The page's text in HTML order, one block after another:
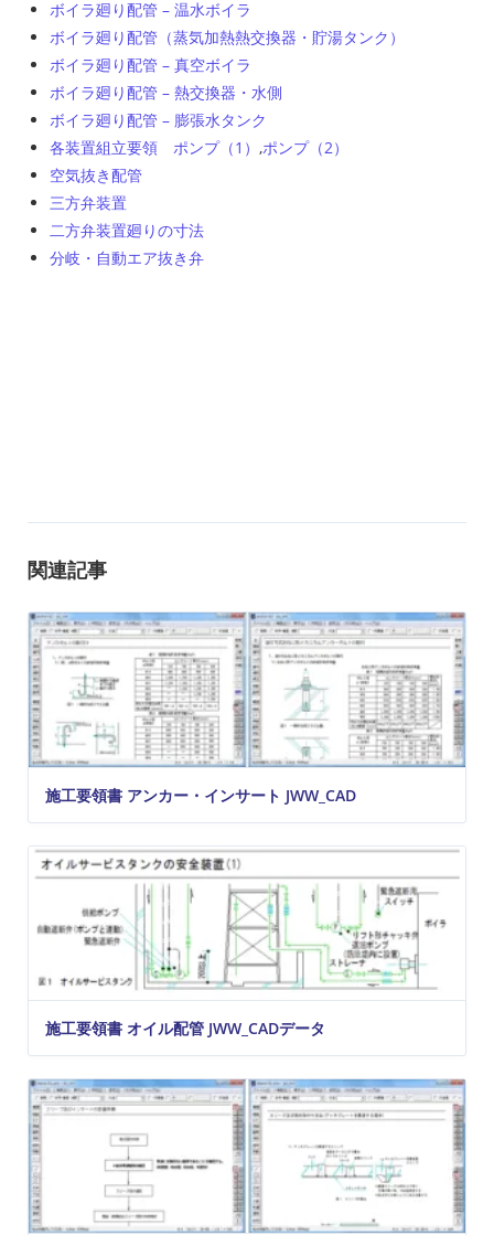
ボイラ廻り配管 – 温水ボイラ
ボイラ廻り配管（蒸気加熱熱交換器・貯湯タンク）
ボイラ廻り配管 – 真空ボイラ
ボイラ廻り配管 – 熱交換器・水側
ボイラ廻り配管 – 膨張水タンク
各装置組立要領 ポンプ（1） ,ポンプ（2）
空気抜き配管
三方弁装置
二方弁装置廻りの寸法
分岐・自動エア抜き弁
関連記事
施工要領書 アンカー・インサート JWW_CAD
施工要領書 オイル配管 JWW_CADデータ